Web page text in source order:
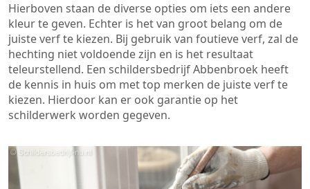
Hierboven staan de diverse opties om iets een andere
kleur te geven. Echter is het van groot belang om de
juiste verf te kiezen. Bij gebruik van foutieve verf, zal de
hechting niet voldoende zijn en is het resultaat
teleurstellend. Een schildersbedrijf Abbenbroek heeft
de kennis in huis om met top merken de juiste verf te
kiezen. Hierdoor kan er ook garantie op het
schilderwerk worden gegeven.